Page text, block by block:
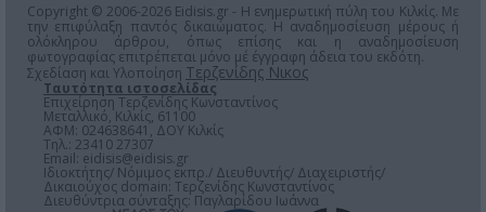
Copyright © 2006-2026 Eidisis.gr - Η ενημερωτική πύλη του Κιλκίς. Με
την επιφύλαξη παντός δικαιώματος. Η αναδημοσίευση μέρους ή
ολόκληρου άρθρου, όπως επίσης και η αναδημοσίευση
φωτογραφίας επιτρέπεται μόνο μέ έγγραφη άδεια του εκδότη.
Σχεδίαση και Υλοποίηση Τερζενίδης Νικος
Ταυτότητα ιστοσελίδας
Επιχείρηση Τερζενίδης Κωνσταντίνος
Μεταλλικό, Κιλκίς, 61100
ΑΦΜ: 024638641, ΔΟΥ Κιλκίς
Τηλ.: 23410 27307
Email: eidisis@eidisis.gr
Ιδιοκτήτης/ Νόμιμος εκπρ./ Διευθυντής/ Διαχειριστής/
Δικαιούχος domain: Τερζενίδης Κωνσταντίνος
Διευθύντρια σύνταξης: Παγλαρίδου Ιωάννα